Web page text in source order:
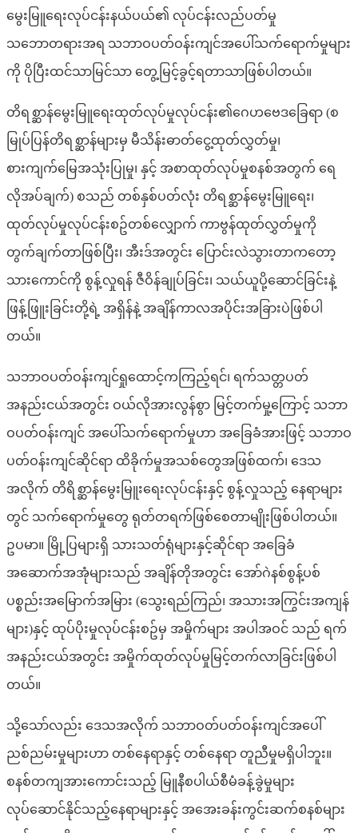
မွေးမြူရေးလုပ်ငန်းနယ်ပယ်၏ လုပ်ငန်းလည်ပတ်မှု
သဘောတရားအရ သဘာဝပတ်ဝန်းကျင်အပေါ်သက်ရောက်မှုများ
ကို ပိုပြီးထင်သာမြင်သာ တွေ့မြင့်ခွင့်ရတာသာဖြစ်ပါတယ်။
တိရစ္ဆာန်မွေးမြူရေးထုတ်လုပ်မှုလုပ်ငန်း၏ဂေဟဗေဒခြေရာ (စ
မြုပ်ပြန်တိရစ္ဆာန်များမှ မီသိန်းဓာတ်ငွေ့ထုတ်လွှတ်မှု၊
စားကျက်မြေအသုံးပြုမှု၊ နှင့် အစာထုတ်လုပ်မှုစနစ်အတွက် ရေ
လိုအပ်ချက်) စသည် တစ်နှစ်ပတ်လုံး တိရစ္ဆာန်မွေးမြူရေး၊
ထုတ်လုပ်မှုလုပ်ငန်းစဥ်တစ်လျှောက် ကာဗွန်ထုတ်လွှတ်မှုကို
တွက်ချက်တာဖြစ်ပြီး၊ အီးဒ်အတွင်း ပြောင်းလဲသွားတာကတော့
သားကောင်ကို စွန့်လှုရန် ဇီဝိန်ချုပ်ခြင်း၊ သယ်ယူပို့ဆောင်ခြင်းနဲ့
ဖြန့်ဖြူးခြင်းတို့ရဲ့ အရှိန်နဲ့ အချိန်ကာလအပိုင်းအခြားပဲဖြစ်ပါ
တယ်။
သဘာဝပတ်ဝန်းကျင်ရှုထောင့်ကကြည့်ရင်၊ ရက်သတ္တပတ်
အနည်းငယ်အတွင်း ဝယ်လိုအားလွန်စွာ မြင့်တက်မှု့ကြောင့် သဘာ
ဝပတ်ဝန်းကျင် အပေါ်သက်ရောက်မှုဟာ အခြေခံအားဖြင့် သဘာဝ
ပတ်ဝန်းကျင်ဆိုင်ရာ ထိခိုက်မှုအသစ်တွေအဖြစ်ထက်၊ ဒေသ
အလိုက် တိရိစ္ဆာန်မွေးမြူးရေးလုပ်ငန်းနှင့် စွန့်လှုသည့် နေရာများ
တွင် သက်ရောက်မှုတွေ ရုတ်တရက်ဖြစ်စေတာမျိုးဖြစ်ပါတယ်။
ဥပမာ။ မြို့ပြများရှိ သားသတ်ရုံများနှင့်ဆိုင်ရာ အခြေခံ
အဆောက်အအုံများသည် အချိန်တိုအတွင်း အော်ဂဲနစ်စွန့်ပစ်
ပစ္စည်းအမြောက်အမြား (သွေးရည်ကြည်၊ အသားအကြွင်းအကျန်
များ)နှင့် ထုပ်ပိုးမှုလုပ်ငန်းစဥ်မှ အမှိုက်များ အပါအဝင် သည် ရက်
အနည်းငယ်အတွင်း အမှိုက်ထုတ်လုပ်မှုမြင့်တက်လာခြင်းဖြစ်ပါ
တယ်။
သို့သော်လည်း ဒေသအလိုက် သဘာဝတ်ပတ်ဝန်းကျင်အပေါ်
ညစ်ညမ်းမှုများဟာ တစ်နေရာနှင့် တစ်နေရာ တူညီမှုမရှိပါဘူး။
စနစ်တကျအားကောင်းသည့် မြူနီစပါယ်စီမံခန့်ခွဲမှုများ
လုပ်ဆောင်နိုင်သည့်နေရာများနှင့် အအေးခန်းကွင်းဆက်စနစ်များ